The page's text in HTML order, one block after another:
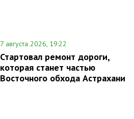
7 августа 2026, 19:22
Стартовал ремонт дороги,
которая станет частью
Восточного обхода Астрахани